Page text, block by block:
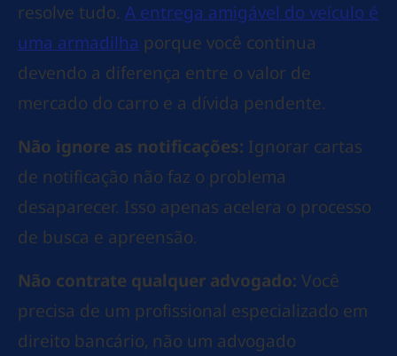
resolve tudo. A entrega amigável do veículo é
uma armadilha porque você continua
devendo a diferença entre o valor de
mercado do carro e a dívida pendente.
Não ignore as notificações: Ignorar cartas
de notificação não faz o problema
desaparecer. Isso apenas acelera o processo
de busca e apreensão.
Não contrate qualquer advogado: Você
precisa de um profissional especializado em
direito bancário, não um advogado